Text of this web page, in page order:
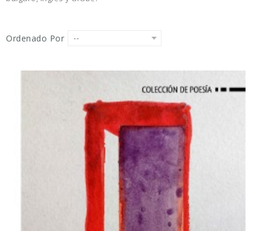
Ordenado Por --